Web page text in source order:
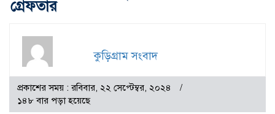
গ্রেফতার
কুড়িগ্রাম সংবাদ
প্রকাশের সময় : রবিবার, ২২ সেপ্টেম্বর, ২০২৪
১৪৮ বার পড়া হয়েছে